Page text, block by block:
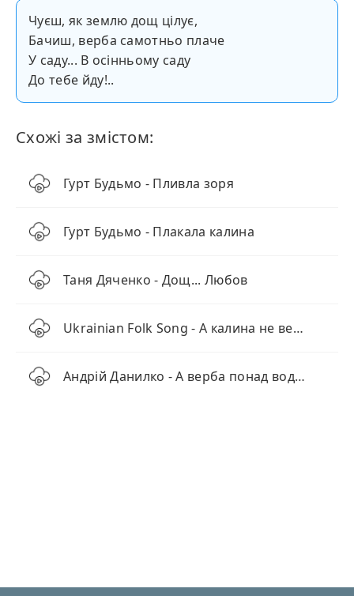
Чуєш, як землю дощ цілує,
Бачиш, верба самотньо плаче
У саду... В осінньому саду
До тебе йду!..
Схожі за змістом:
Гурт Будьмо - Пливла зоря
Гурт Будьмо - Плакала калина
Таня Дяченко - Дощ... Любов
Ukrainian Folk Song - А калина не верба
Андрій Данилко - А верба понад водою (cover)